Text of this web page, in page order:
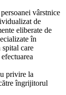
vârstnice
de
eliberate de
în
care
privire la
îngrijitorul